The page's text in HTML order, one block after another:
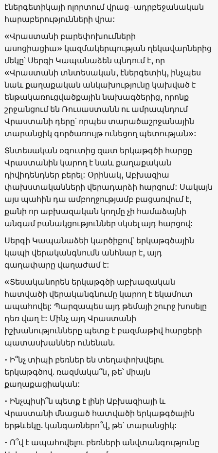
էներգետիկայի ոլորտում վրաց-ադրբեջանական
հարաբերությունների վրա:
«Վրաստանի բարեփոխումների
ասոցիացիա» կազմակերպության ղեկավարներից
մեկը՝ Սերգի Կապանաձեն պնդում է, որ
«Վրաստանի տնտեսական, էներգետիկ, ինչպես
նաև քաղաքական անկախությունը կախված է
ենթակառուցվածքային նախագծերից, որոնք
շրջանցում են Ռուսաստանն ու ամրապնդում
Վրաստանի դերը՝ որպես տարածաշրջանային
տարանցիկ գործառույթ ունեցող պետության»:
Տնտեսական օգուտից զատ երկաթգծի հարցը
Վրաստանին կարող է նաև քաղաքական
դիվիդենդներ բերել: Օրինակ, Աբխազիա
փախստականների վերադարձի հարցում: Սակայն
այս պահին դա ամբողջությամբ բացառվում է,
քանի որ աբխազական կողմը չի համաձայնի
անգամ բանակցություններ սկսել այդ հարցով:
Սերգի Կապանաձեի կարծիքով՝ երկաթգծային
կապի վերականգնումն անհնար է, այդ
գաղափարը վաղաժամ է:
«Տեսականորեն երկաթգծի աբխազական
հատվածի վերականգնումը կարող է եկամուտ
ապահովել: Պարզապես այդ թեմայի շուրջ խոսելը
դեռ վաղ է: Մինչ այդ Վրաստանի
իշխանությունները պետք է բազմաթիվ հարցերի
պատասխաններ ունենան.
• Ի՞նչ տիպի բեռներ են տեղափոխվելու
երկաթգծով. ռազմակա՞ն, թե՝ միայն
քաղաքացիական:
• Ինչպիսի՞ն պետք է լինի Աբխազիայի և
Վրաստանի մնացած հատվածի երկաթգծային
երթևեկը. կանգառներո՞վ, թե՝ տարանցիկ:
• Ո՞վ է ապահովելու բեռների անվտանգությունը